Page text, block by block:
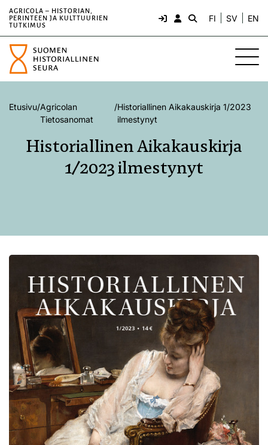
AGRICOLA – HISTORIAN,
PERINTEEN JA KULTTUURIEN
TUTKIMUS
FI SV EN
Etusivu/Agricolan
Tietosanomat
/Historiallinen Aikakauskirja 1/2023
ilmestynyt
Historiallinen Aikakauskirja
1/2023 ilmestynyt